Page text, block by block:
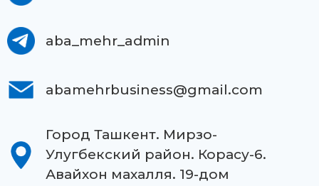
aba_mehr_admin
abamehrbusiness@gmail.com
Город Ташкент. Мирзо-
Улугбекский район. Корасу-6.
Авайхон махалля. 19-дом